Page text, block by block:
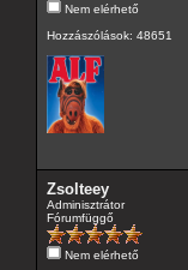
Nem elérhető
Hozzászólások: 48651
Zsolteey
Adminisztrátor
Fórumfüggő
Nem elérhető